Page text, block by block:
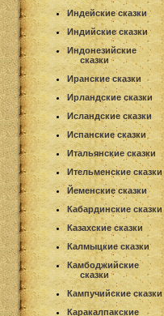
Индейские сказки
Индийские сказки
Индонезийские
сказки
Иранские сказки
Ирландские сказки
Исландские сказки
Испанские сказки
Итальянские сказки
Ительменские сказки
Йеменские сказки
Кабардинские сказки
Казахские сказки
Калмыцкие сказки
Камбоджийские
сказки
Кампучийские сказки
Каракалпакские